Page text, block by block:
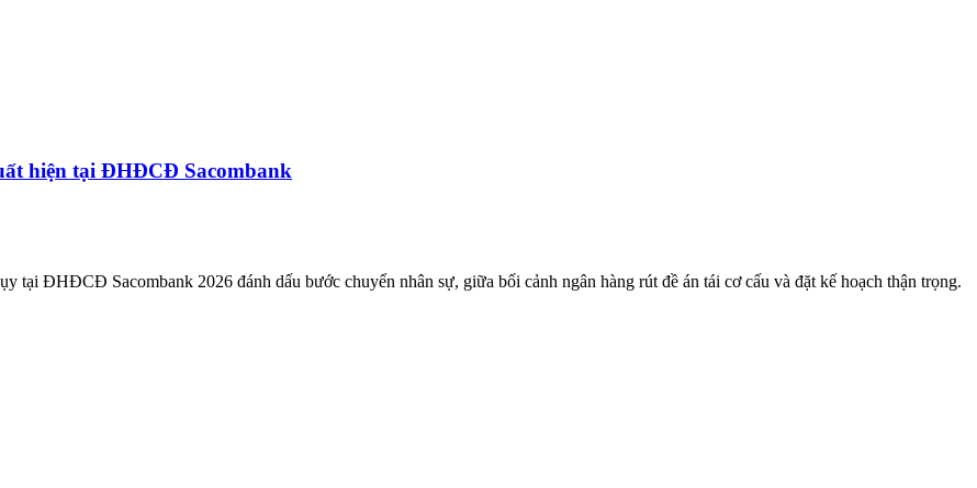
hiện tại ĐHĐCĐ Sacombank
ĐHĐCĐ Sacombank 2026 đánh dấu bước chuyển nhân sự, giữa bối cảnh ngân hàng rút đề án tái cơ cấu và đặt kế hoạch thận trọng.